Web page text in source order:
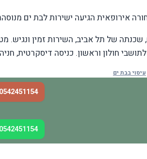
אירופאית הגיעה ישירות לבת ים
שכנתה של תל אביב, השירות זמין ונגיש.
חולון וראשון. כניסה דיסקרטית,
עיסוי בבת ים
0542451154
0542451154